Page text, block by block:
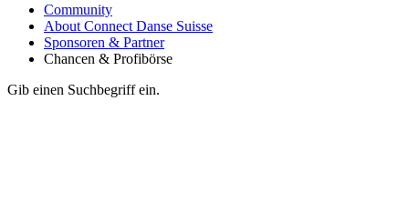
Community
About Connect Danse Suisse
Sponsoren & Partner
Chancen & Profibörse
Gib einen Suchbegriff ein.